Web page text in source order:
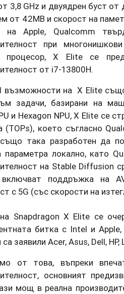
3,8 GHz и двуядрен буст
от 42MB и скорост на
на Apple, Qualcomm
при
процесор, X Elite се
от i7-13800H.
възможности на X Elite
задачи, базирани на
и Hexagon NPU, X Elite се
(TOPs), което съгласно
така разработен да
параметра локално, като
на Stable Diffusion
поддръжка на
с 5G (със скорости на
Snapdragon X Elite се
битка с Intel и
са заявили Acer, Asus, Dell,
от това, въпреки
основният
мощ в реална